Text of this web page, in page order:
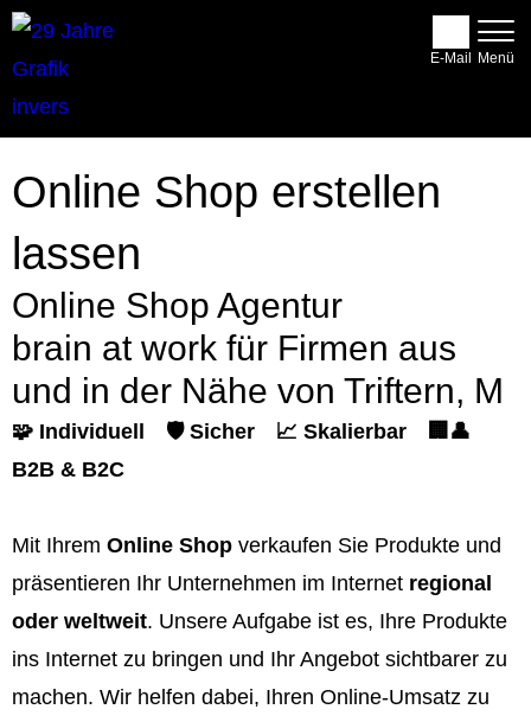
Online Shop erstellen
lassen
Online Shop Agentur
brain at work für Firmen aus
und in der Nähe von Triftern, M
🧩 Individuell 🛡️ Sicher 📈 Skalierbar
🏢👤
B2B & B2C
Mit Ihrem Online Shop verkaufen Sie Produkte und
präsentieren Ihr Unternehmen im Internet regional
oder weltweit. Unsere Aufgabe ist es, Ihre Produkte
ins Internet zu bringen und Ihr Angebot sichtbarer zu
machen. Wir helfen dabei, Ihren Online-Umsatz zu